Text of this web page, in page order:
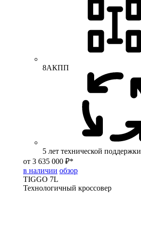
8АКПП
5 лет технической поддержки
от 3 635 000 ₽*
в наличии обзор
TIGGO 7L
Технологичный кроссовер